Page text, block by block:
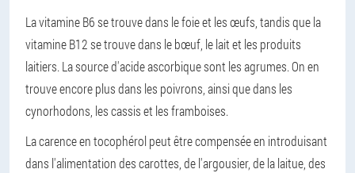
La vitamine B6 se trouve dans le foie et les œufs, tandis que la
vitamine B12 se trouve dans le bœuf, le lait et les produits
laitiers. La source d'acide ascorbique sont les agrumes. On en
trouve encore plus dans les poivrons, ainsi que dans les
cynorhodons, les cassis et les framboises.
La carence en tocophérol peut être compensée en introduisant
dans l'alimentation des carottes, de l'argousier, de la laitue, des